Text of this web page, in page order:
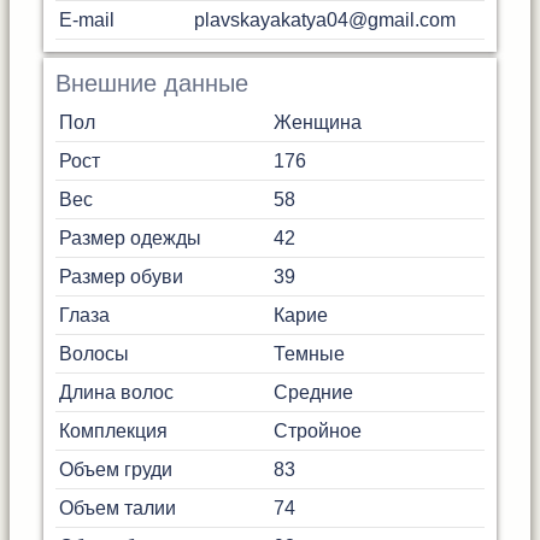
E-mail plavskayakatya04@gmail.com
Внешние данные
Пол
Женщина
Рост
176
Вес
58
Размер одежды
42
Размер обуви
39
Глаза
Карие
Волосы
Темные
Длина волос
Средние
Комплекция
Стройное
Объем груди
83
Объем талии
74